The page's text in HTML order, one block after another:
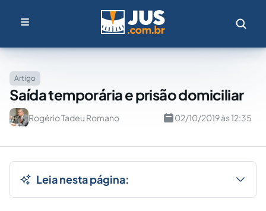
Artigo
Saída temporária e prisão domiciliar
Rogério Tadeu Romano 02/10/2019 às 12:35
Leia nesta página: